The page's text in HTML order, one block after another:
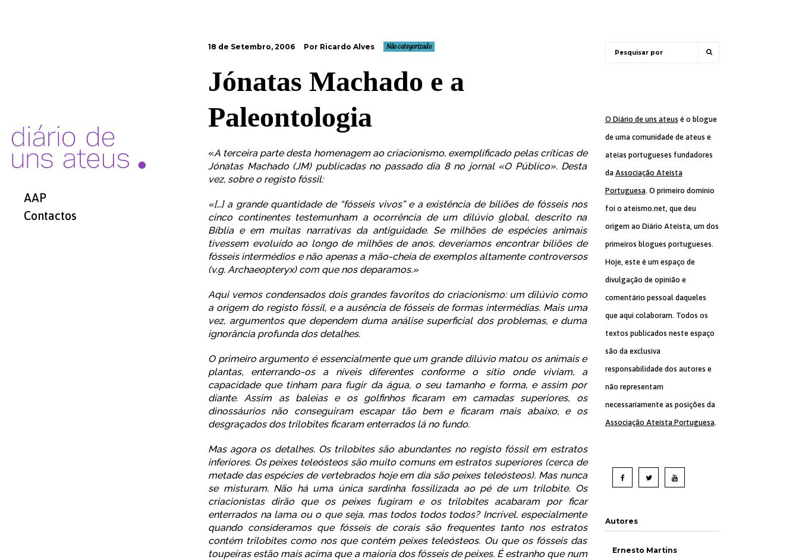
AAP
Contactos
18 de Setembro, 2006 Por Ricardo Alves Não categorizado
Jónatas Machado e a
Paleontologia
«A terceira parte desta homenagem ao criacionismo, exemplificado pelas críticas de
Jónatas Machado (JM) publicadas no passado dia 8 no jornal «O Público». Desta
vez, sobre o registo fóssil:
«[…] a grande quantidade de “fósseis vivos” e a existência de biliões de fósseis nos
cinco continentes testemunham a ocorrência de um dilúvio global, descrito na
Bíblia e em muitas narrativas da antiguidade. Se milhões de espécies animais
tivessem evoluído ao longo de milhões de anos, deveríamos encontrar biliões de
fósseis intermédios e não apenas a mão-cheia de exemplos altamente controversos
(v.g. Archaeopteryx) com que nos deparamos.»
Aqui vemos condensados dois grandes favoritos do criacionismo: um dilúvio como
a origem do registo fóssil, e a ausência de fósseis de formas intermédias. Mais uma
vez, argumentos que dependem duma análise superficial dos problemas, e duma
ignorância profunda dos detalhes.
O primeiro argumento é essencialmente que um grande dilúvio matou os animais e
plantas, enterrando-os a níveis diferentes conforme o sítio onde viviam, a
capacidade que tinham para fugir da água, o seu tamanho e forma, e assim por
diante. Assim as baleias e os golfinhos ficaram em camadas superiores, os
dinossáurios não conseguiram escapar tão bem e ficaram mais abaixo, e os
desgraçados dos trilobites ficaram enterrados lá no fundo.
Mas agora os detalhes. Os trilobites são abundantes no registo fóssil em estratos
inferiores. Os peixes teleósteos são muito comuns em estratos superiores (cerca de
metade das espécies de vertebrados hoje em dia são peixes teleósteos). Mas nunca
se misturam. Não há uma única sardinha fossilizada ao pé de um trilobite. Os
criacionistas dirão que os peixes fugiram e os trilobites acabaram por ficar
enterrados na lama ou o que seja, mas todos todos todos? Incrível, especialmente
quando consideramos que fósseis de corais são frequentes tanto nos estratos
contém trilobites como nos que contém peixes teleósteos. Ou que os fósseis das
toupeiras estão mais acima que a maioria dos fósseis de peixes. É estranho que num
O Diário de uns ateus é o blogue
de uma comunidade de ateus e
ateias portugueses fundadores
da Associação Ateísta
Portuguesa. O primeiro domínio
foi o ateismo.net, que deu
origem ao Diário Ateísta, um dos
primeiros blogues portugueses.
Hoje, este é um espaço de
divulgação de opinião e
comentário pessoal daqueles
que aqui colaboram. Todos os
textos publicados neste espaço
são da exclusiva
responsabilidade dos autores e
não representam
necessariamente as posições da
Associação Ateísta Portuguesa.
Autores
Ernesto Martins